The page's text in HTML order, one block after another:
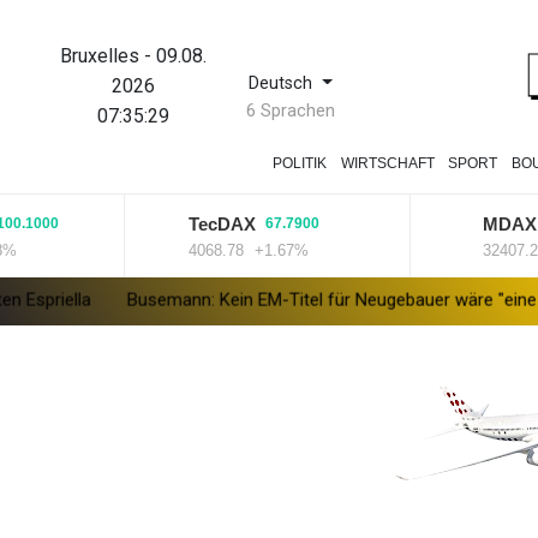
Bruxelles - 09.08.
2026
07:35:30
Deutsch
6 Sprachen
POLITIK WIRTSCHAFT SPORT
TecDAX 67.7900
4068.78 +1.67%
MDAX -
32407.2 -
Busemann: Kein EM-Titel für Neugebauer wäre "eine